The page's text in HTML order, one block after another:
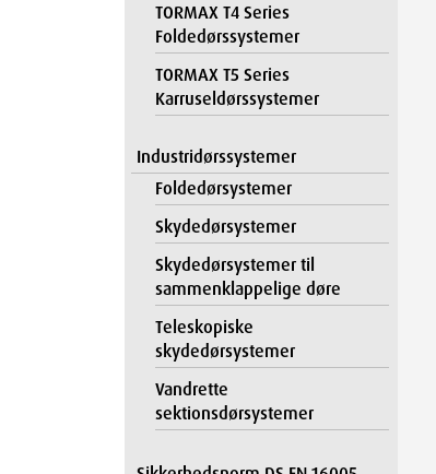
TORMAX T4 Series
Foldedørssystemer
TORMAX T5 Series
Karruseldørssystemer
Industridørssystemer
Foldedørsystemer
Skydedørsystemer
Skydedørsystemer til
sammenklappelige døre
Teleskopiske
skydedørsystemer
Vandrette
sektionsdørsystemer